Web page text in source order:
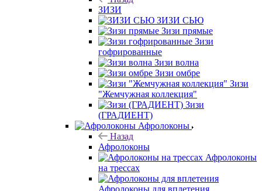
ЗИЗИ
ЗИЗИ СЬЮ
Зизи прямые
Зизи
гофрированные
Зизи волна
Зизи омбре
Зизи
"Жемчужная коллекция"
Зизи
(ГРАДИЕНТ)
Афролоконы
Назад
Афролоконы
Афролоконы
на трессах
Афролоконы для вплетения